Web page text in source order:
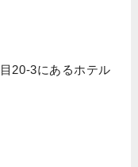
20-3にあるホテル